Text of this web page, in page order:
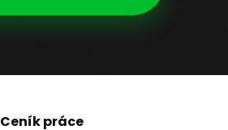
Ceník práce